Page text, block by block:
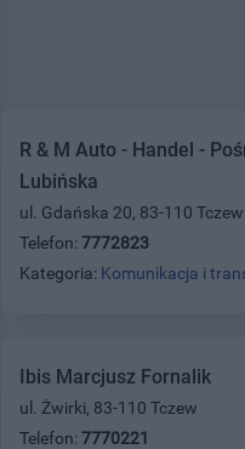
R & M Auto - Handel -
Lubińska
ul. Gdańska 20, 83-110 Tczew
Telefon: 7772823
Kategoria: Komunikacja i
Ibis Marcjusz Fornalik
ul. Żwirki, 83-110 Tczew
Telefon: 7770221